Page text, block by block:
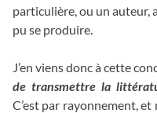
particulière, ou un auteur,
pu se produire.
J’en viens donc à cette
de transmettre la
C’est par rayonnement,